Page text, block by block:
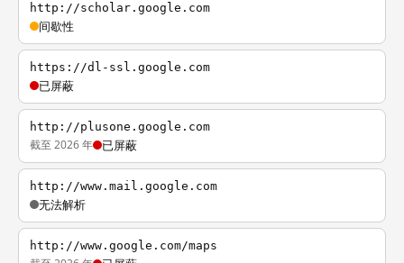
http://scholar.google.com
间歇性
https://dl-ssl.google.com
已屏蔽
http://plusone.google.com
截至 2026 年 已屏蔽
http://www.mail.google.com
无法解析
http://www.google.com/maps